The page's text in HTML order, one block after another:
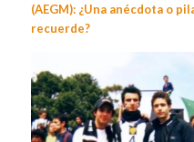
(AEGM): ¿Una anécdota o
recuerde?